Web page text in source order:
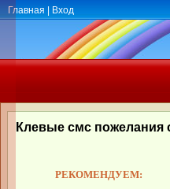
Главная Вход
Клевые смс пожелания
РЕКОМЕНДУЕМ: